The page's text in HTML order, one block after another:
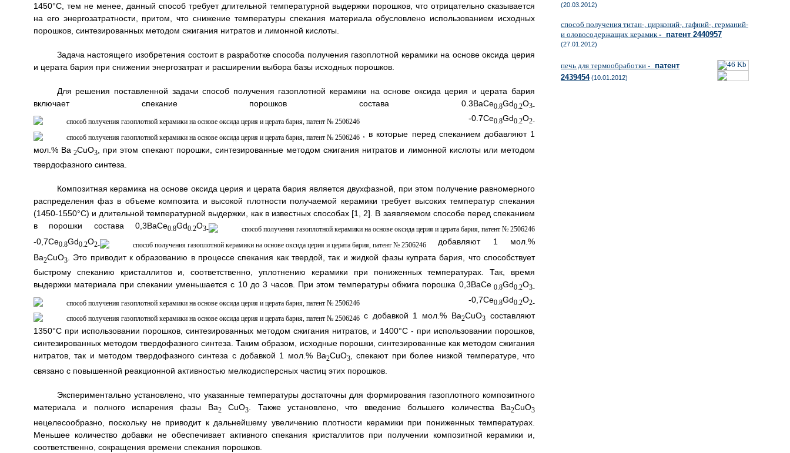
1450°С, тем не менее, данный способ требует длительной температурной выдержки порошков, что отрицательно сказывается
на его энергозатратности, притом, что снижение температуры спекания материала обусловлено использованием исходных
порошков, синтезированных методом сжигания нитратов и лимонной кислоты.
Задача настоящего изобретения состоит в разработке способа получения газоплотной керамики на основе оксида церия
и церата бария при снижении энергозатрат и расширении выбора базы исходных порошков.
Для решения поставленной задачи способ получения газоплотной керамики на основе оксида церия и церата бария
включает спекание порошков состава 0.3BaCe0.8Gd0.2O3-
-0.7Ce0.8Gd0.2O2-
, в которые перед спеканием добавляют 1
мол.% Ba 2CuO3
, при этом спекают порошки, синтезированные методом сжигания нитратов и лимонной кислоты или методом
твердофазного синтеза.
Композитная керамика на основе оксида церия и церата бария является двухфазной, при этом получение равномерного
распределения фаз в объеме композита и высокой плотности получаемой керамики требует высоких температур спекания
(1450-1550°С) и длительной температурной выдержки, как в известных способах [1, 2]. В заявляемом способе перед спеканием
в порошки состава 0,3BaCe0.8Gd0.2O3-
-0,7Ce0.8Gd0.2O2-
добавляют 1 мол.%
Ba2CuO3. Это приводит к образованию в процессе спекания как твердой, так и жидкой фазы купрата бария, что способствует
быстрому спеканию кристаллитов и, соответственно, уплотнению керамики при пониженных температурах. Так, время
выдержки материала при спекании уменьшается с 10 до 3 часов. При этом температуры обжига порошка 0,3BaCe0.8Gd0.2O3-
-0,7Ce0.8Gd0.2O2-
с добавкой 1 мол.% Ba2CuO3
составляют
1350°С при использовании порошков, синтезированных методом сжигания нитратов, и 1400°С - при использовании порошков,
синтезированных методом твердофазного синтеза. Таким образом, исходные порошки, синтезированные как методом сжигания
нитратов, так и методом твердофазного синтеза с добавкой 1 мол.% Ba2CuO3, спекают при более низкой температуре, что
связано с повышенной реакционной активностью мелкодисперсных частиц этих порошков.
Экспериментально установлено, что указанные температуры достаточны для формирования газоплотного композитного
материала и полного испарения фазы Ba2CuO3. Также установлено, что введение большего количества Ba2CuO3
нецелесообразно, поскольку не приводит к дальнейшему увеличению плотности керамики при пониженных температурах.
Меньшее количество добавки не обеспечивает активного спекания кристаллитов при получении композитной керамики и,
соответственно, сокращения времени спекания порошков.
(20.03.2012)
способ получения титан-, цирконий-, гафний-, германий-
и оловосодержащих керамик- патент 2440957
(27.01.2012)
печь для термообработки - патент
2439454(10.01.2012)